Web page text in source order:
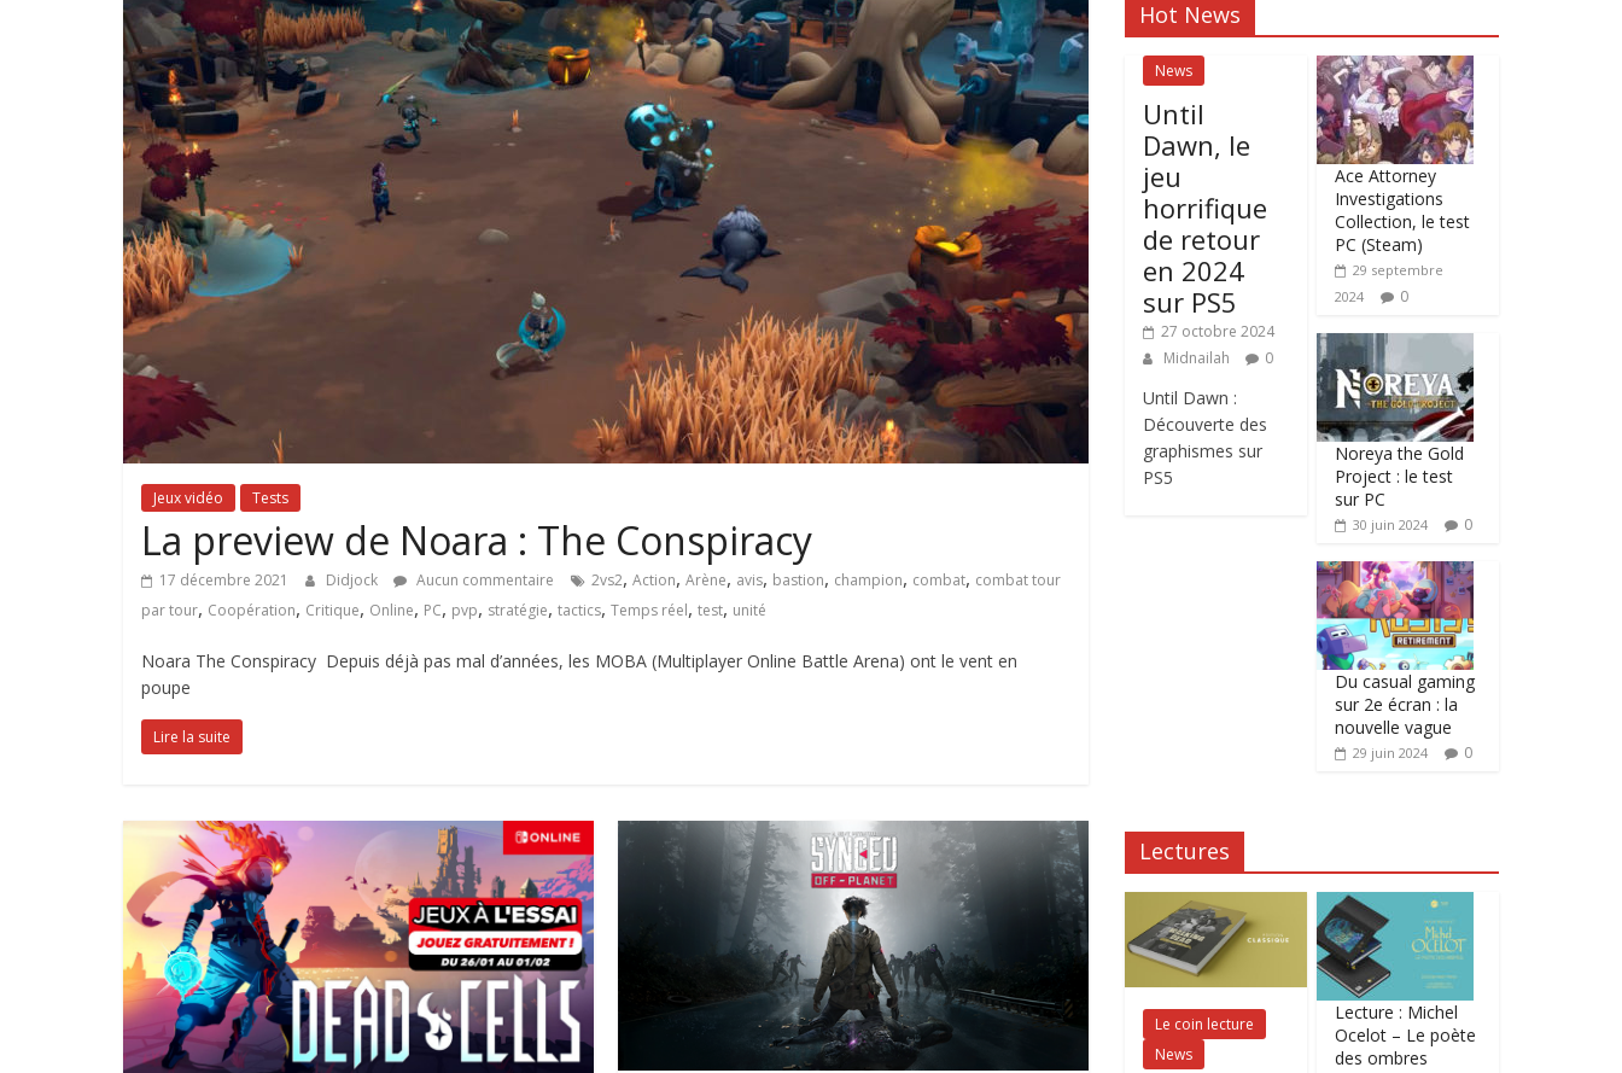
Jeux vidéo Tests
La preview de Noara : The Conspiracy
17 décembre 2021 Didjock Aucun commentaire 2vs2, Action, Arène, avis, bastion, champion, combat, combat tour
par tour, Coopération, Critique, Online, PC, pvp, stratégie, tactics, Temps réel, test, unité
Noara The Conspiracy Depuis déjà pas mal d’années, les MOBA (Multiplayer Online Battle Arena) ont le vent en
poupe
Lire la suite
Hot News
News
Until
Dawn, le
jeu
horrifique
de retour
en 2024
sur PS5
27 octobre 2024
Midnailah
0
Until Dawn :
Découverte des
graphismes sur
PS5
Ace Attorney
Investigations
Collection, le test
PC (Steam)
29 septembre
2024
0
Noreya the Gold
Project : le test
sur PC
30 juin 2024 0
Du casual gaming
sur 2e écran : la
nouvelle vague
29 juin 2024 0
Lectures
Le coin lecture
News
Lecture : Michel
Ocelot – Le poète
des ombres